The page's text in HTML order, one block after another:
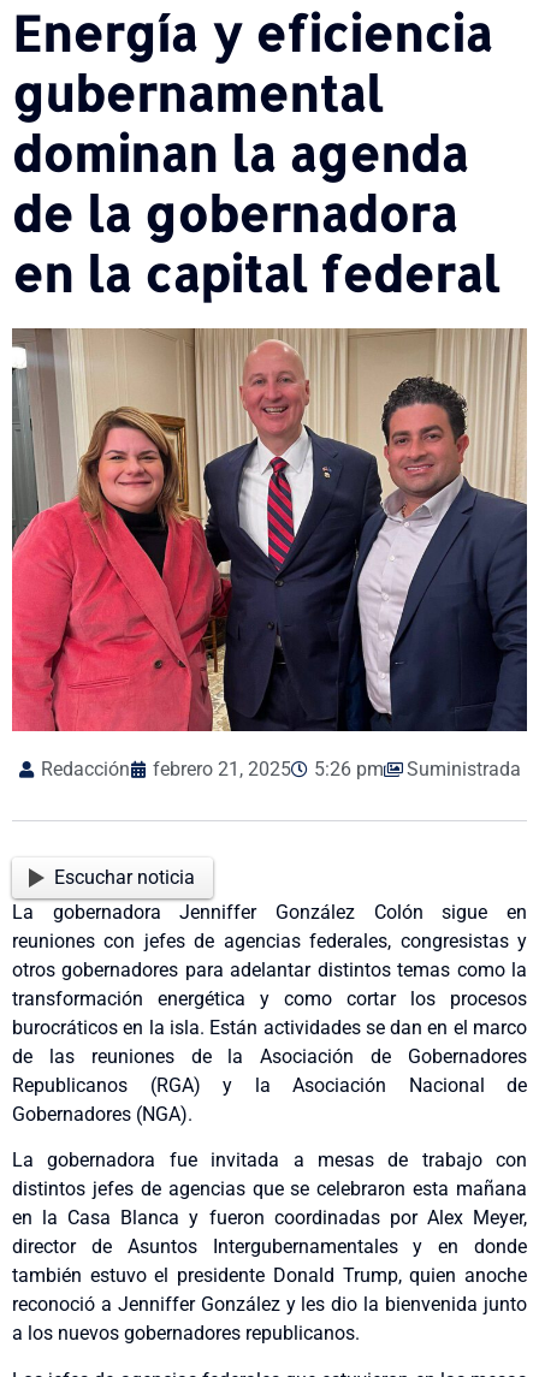
Energía y eficiencia
gubernamental
dominan la agenda
de la gobernadora
en la capital federal
Redacción febrero 21, 2025 5:26 pm Suministrada
Escuchar noticia
La gobernadora Jenniffer González Colón sigue en
reuniones con jefes de agencias federales, congresistas y
otros gobernadores para adelantar distintos temas como la
transformación energética y como cortar los procesos
burocráticos en la isla. Están actividades se dan en el marco
de las reuniones de la Asociación de Gobernadores
Republicanos (RGA) y la Asociación Nacional de
Gobernadores (NGA).
La gobernadora fue invitada a mesas de trabajo con
distintos jefes de agencias que se celebraron esta mañana
en la Casa Blanca y fueron coordinadas por Alex Meyer,
director de Asuntos Intergubernamentales y en donde
también estuvo el presidente Donald Trump, quien anoche
reconoció a Jenniffer González y les dio la bienvenida junto
a los nuevos gobernadores republicanos.